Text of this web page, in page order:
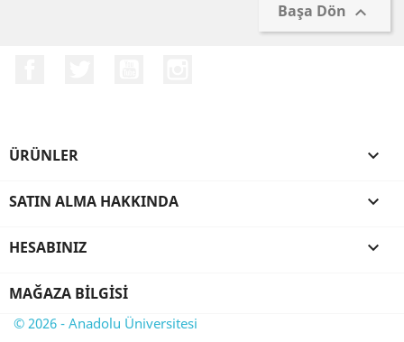
Başa Dön 
ÜRÜNLER 
SATIN ALMA HAKKINDA 
HESABINIZ 
MAĞAZA BILGISI
© 2026 - Anadolu Üniversitesi